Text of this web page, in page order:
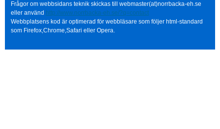
Frågor om webbsidans teknik skickas till webmaster(at)norrbacka-eh.se
eller använd http://www.norrbacka-eh.se/?q=contact
Webbplatsens kod är optimerad för webbläsare som följer html-standard
som Firefox,Chrome,Safari eller Opera.